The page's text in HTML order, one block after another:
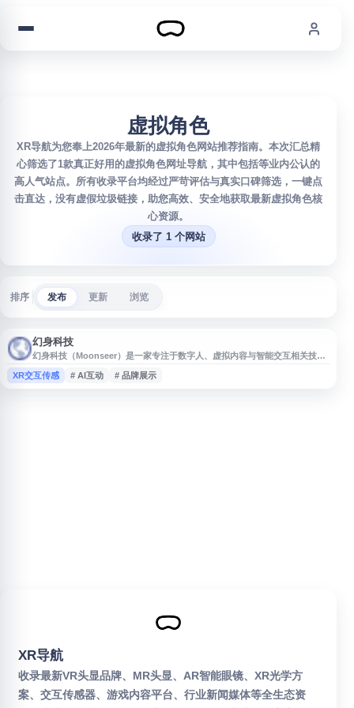
虚拟角色
XR导航为您奉上2026年最新的虚拟角色网站推荐指南。本次汇总精
心筛选了1款真正好用的虚拟角色网址导航，其中包括等业内公认的
高人气站点。所有收录平台均经过严苛评估与真实口碑筛选，一键点
击直达，没有虚假垃圾链接，助您高效、安全地获取最新虚拟角色核
心资源。
收录了 1 个网站
排序 发布 更新 浏览
幻身科技
幻身科技（Moonseer）是一家专注于数字人、虚拟内容与智能交互相关技术
的网站，面向品牌展示、内容创作、虚拟形象应用等场景提供信息与服务。网
站展示其在数字视觉、虚拟角色、交互体验等方向的探索，适合关注虚拟人技
XR交互传感 # AI互动 # 品牌展示
XR导航
收录最新VR头显品牌、MR头显、AR智能眼镜、XR光学方
案、交互传感器、游戏内容平台、行业新闻媒体等全生态资